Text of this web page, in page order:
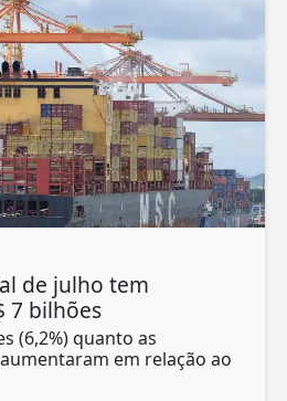
julho tem
bilhões
quanto as
em relação ao